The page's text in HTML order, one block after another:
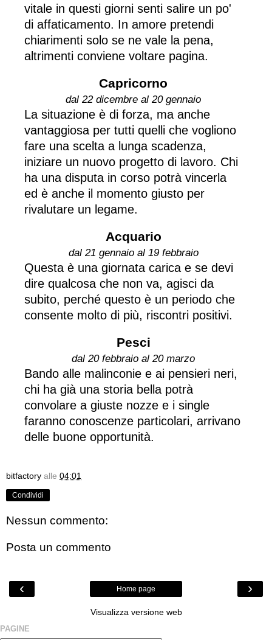
vitale in questi giorni senti salire un po'
di affaticamento. In amore pretendi
chiarimenti solo se ne vale la pena,
altrimenti conviene voltare pagina.
Capricorno
dal 22 dicembre al 20 gennaio
La situazione è di forza, ma anche
vantaggiosa per tutti quelli che vogliono
fare una scelta a lunga scadenza,
iniziare un nuovo progetto di lavoro. Chi
ha una disputa in corso potrà vincerla
ed è anche il momento giusto per
rivalutare un legame.
Acquario
dal 21 gennaio al 19 febbraio
Questa è una giornata carica e se devi
dire qualcosa che non va, agisci da
subito, perché questo è un periodo che
consente molto di più, riscontri positivi.
Pesci
dal 20 febbraio al 20 marzo
Bando alle malinconie e ai pensieri neri,
chi ha già una storia bella potrà
convolare a giuste nozze e i single
faranno conoscenze particolari, arrivano
delle buone opportunità.
bitfactory alle 04:01
Condividi
Nessun commento:
Posta un commento
‹ ›
Home page
Visualizza versione web
PAGINE